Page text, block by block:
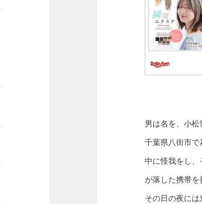
男は名を、小松
千葉県八街市
中に怪我をし
が落した携帯を
その日の夜に